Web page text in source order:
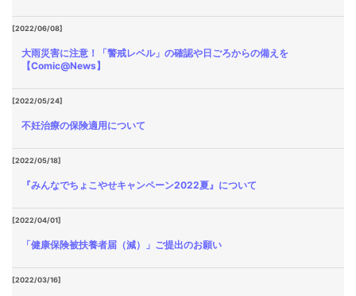
[2022/06/08]
大雨災害に注意！「警戒レベル」の確認や日ごろからの備えを
【Comic@News】
[2022/05/24]
不妊治療の保険適用について
[2022/05/18]
『みんなでちょこやせキャンペーン2022夏』について
[2022/04/01]
「健康保険被扶養者届（減）」ご提出のお願い
[2022/03/16]